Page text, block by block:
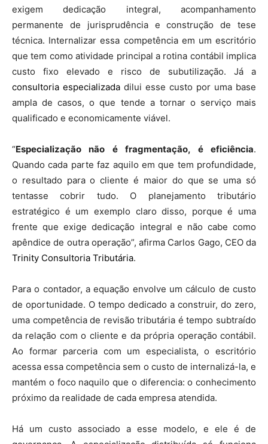
exigem dedicação integral, acompanhamento
permanente de jurisprudência e construção de tese
técnica. Internalizar essa competência em um escritório
que tem como atividade principal a rotina contábil implica
custo fixo elevado e risco de subutilização. Já a
consultoria especializada dilui esse custo por uma base
ampla de casos, o que tende a tornar o serviço mais
qualificado e economicamente viável.
“Especialização não é fragmentação, é eficiência.
Quando cada parte faz aquilo em que tem profundidade,
o resultado para o cliente é maior do que se uma só
tentasse cobrir tudo. O planejamento tributário
estratégico é um exemplo claro disso, porque é uma
frente que exige dedicação integral e não cabe como
apêndice de outra operação”, afirma Carlos Gago, CEO da
Trinity Consultoria Tributária.
Para o contador, a equação envolve um cálculo de custo
de oportunidade. O tempo dedicado a construir, do zero,
uma competência de revisão tributária é tempo subtraído
da relação com o cliente e da própria operação contábil.
Ao formar parceria com um especialista, o escritório
acessa essa competência sem o custo de internalizá-la, e
mantém o foco naquilo que o diferencia: o conhecimento
próximo da realidade de cada empresa atendida.
Há um custo associado a esse modelo, e ele é de